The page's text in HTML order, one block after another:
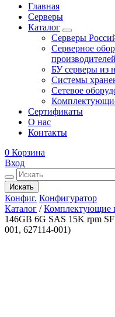
Главная
Серверы
Каталог
Серверы
Серверное
производителей
БУ серверы из
Системы
Сетевое
Сертификаты
О нас
Контакты
0 Корзина
Вход
Искать
Конфиг. Конфигуратор
Каталог /Комплектующие
146GB 6G SAS 15K rpm
001, 627114-001)